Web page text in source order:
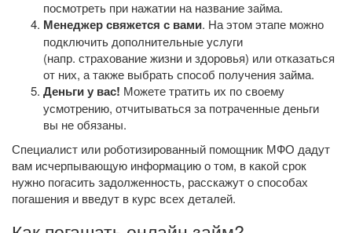
посмотреть при нажатии на название займа.
Менеджер свяжется с вами. На этом этапе можно
подключить дополнительные услуги
(напр. страхование жизни и здоровья) или отказаться
от них, а также выбрать способ получения займа.
Деньги у вас! Можете тратить их по своему
усмотрению, отчитываться за потраченные деньги
вы не обязаны.
Специалист или роботизированный помощник МФО дадут
вам исчерпывающую информацию о том, в какой срок
нужно погасить задолженность, расскажут о способах
погашения и введут в курс всех деталей.